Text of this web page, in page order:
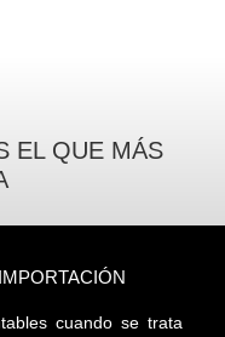
EL QUE MÁS
cuando se trata